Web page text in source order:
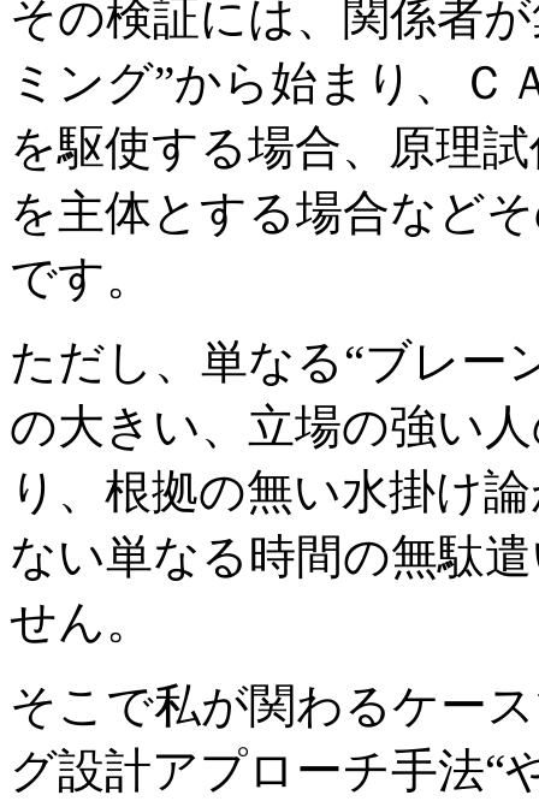
その検証には、関係者
ミング”から始まり、Ｃ
を駆使する場合、原理
を主体とする場合など
です。
ただし、単なる“ブレー
の大きい、立場の強い
り、根拠の無い水掛け
ない単なる時間の無駄
せん。
そこで私が関わるケー
グ設計アプローチ手法“